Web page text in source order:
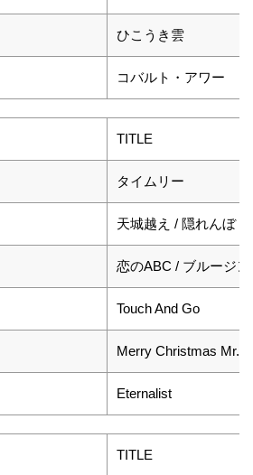
ひこうき雲
コバルト・アワー
TITLE
タイムリー
天城越え / 隠れんぼ
恋のABC / ブルージ
Touch And Go
Merry Christmas Mr.
Eternalist
TITLE